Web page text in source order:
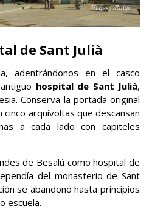
de Sant Julià
adentrándonos en el casco
hospital de Sant Julià,
Conserva la portada original
arquivoltas que descansan
a cada lado con capiteles
de Besalú como hospital de
del monasterio de Sant
se abandonó hasta principios
escuela.